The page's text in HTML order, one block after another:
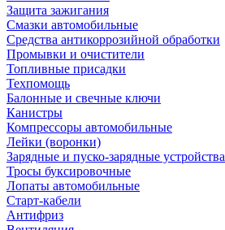
Защита зажигания
Смазки автомобильные
Средства антикоррозийной обработки
Промывки и очистители
Топливные присадки
Техпомощь
Балонные и свечные ключи
Канистры
Компрессоры автомобильные
Лейки (воронки)
Зарядные и пуско-зарядные устройства
Тросы буксировочные
Лопаты автомобильные
Старт-кабели
Антифриз